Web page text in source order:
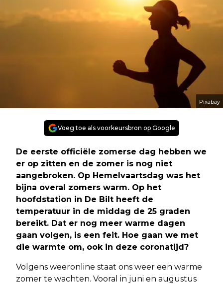
Pixabay
Voeg toe als voorkeursbron op Google
De eerste officiële zomerse dag hebben we
er op zitten en de zomer is nog niet
aangebroken. Op Hemelvaartsdag was het
bijna overal zomers warm. Op het
hoofdstation in De Bilt heeft de
temperatuur in de middag de 25 graden
bereikt. Dat er nog meer warme dagen
gaan volgen, is een feit. Hoe gaan we met
die warmte om, ook in deze coronatijd?
Volgens weeronline staat ons weer een warme
zomer te wachten. Vooral in juni en augustus